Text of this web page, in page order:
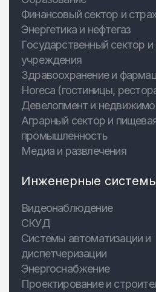
Финансовый сектор и
Энергетика и нефтегаз
Государственный сектор
учреждения
Здравоохранение и
Horeca (гостиницы,
Девелопмент и
Аграрный сектор и
промышленность
Медиа и развлечения
Инженерные
Видеонаблюдение
СКУД
Системы автоматизации и
диспетчеризации
Энергоснабжение
Проектирование и